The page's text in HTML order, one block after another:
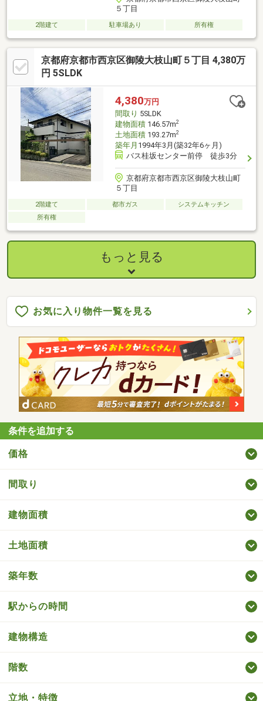
５丁目
2階建て 駐車場あり 所有権
京都府京都市西京区御陵大枝山町５丁目 4,380万
円 5SLDK
4,380万円
間取り 5SLDK
建物面積146.57m2
土地面積193.27m2
築年月 1994年3月(築32年6ヶ月)
バス桂坂センター前停 徒歩3分
京都府京都市西京区御陵大枝山町
５丁目
2階建て 都市ガス
システムキッチン
所有権
もっと見る
お気に入り物件一覧を見る
条件を追加する
価格
間取り
建物面積
土地面積
築年数
駅からの時間
建物構造
階数
立地・特徴